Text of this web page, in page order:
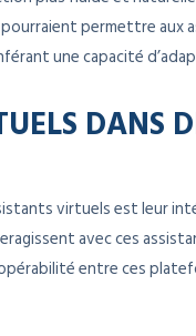
permettre
une capacité
DANS
virtuels est leur
avec ces
entre ces